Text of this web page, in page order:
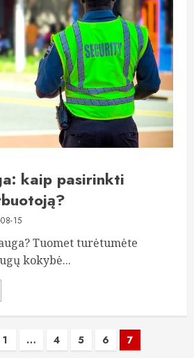
kaip pasirinkti
15
Tuomet turėtumėte
kokybė...
1 … 4 5 6 7